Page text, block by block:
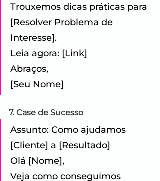
Trouxemos dicas práticas para
[Resolver Problema de
Interesse].
Leia agora: [Link]
Abraços,
[Seu Nome]
7. Case de Sucesso
Assunto: Como ajudamos
[Cliente] a [Resultado]
Olá [Nome],
Veja como conseguimos